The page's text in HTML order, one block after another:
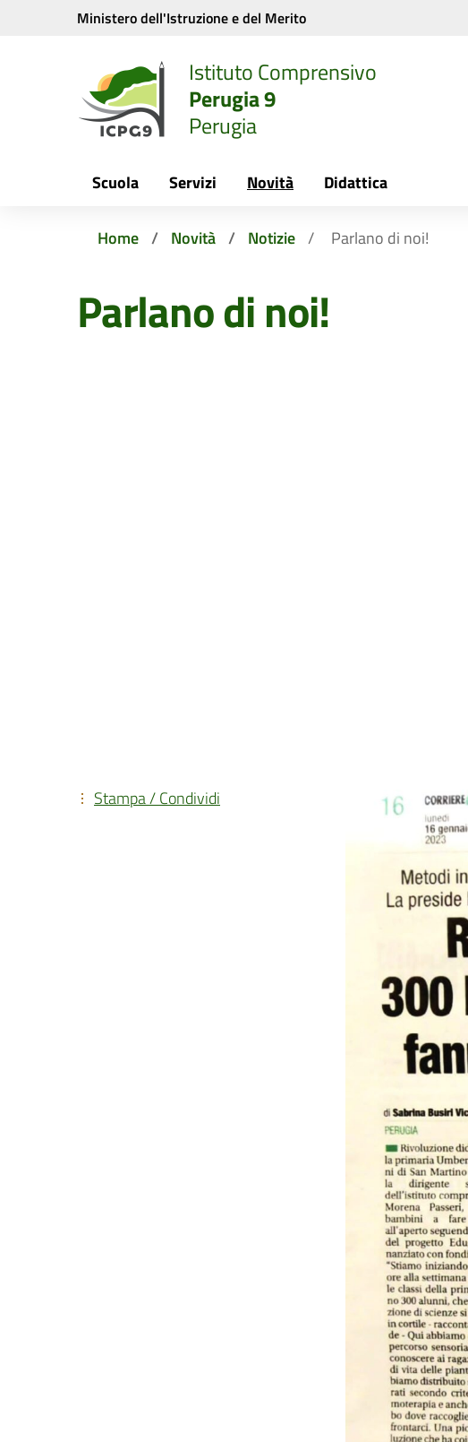
Vai ai contenuti
Vai al menu di navigazione
Ministero dell'Istruzione e del Merito
Istituto Comprensivo
Perugia 9
Perugia
Scuola Servizi Novità Didattica
Home Novità Notizie Parlano di noi!
Parlano di noi!
Stampa / Condividi